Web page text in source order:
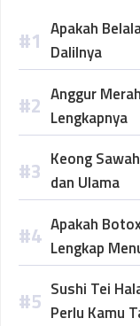
Apakah
Dalilnya
Anggur
Lengkapnya
Keong
dan Ulama
Apakah
Lengkap
Sushi Tei
Perlu Kamu